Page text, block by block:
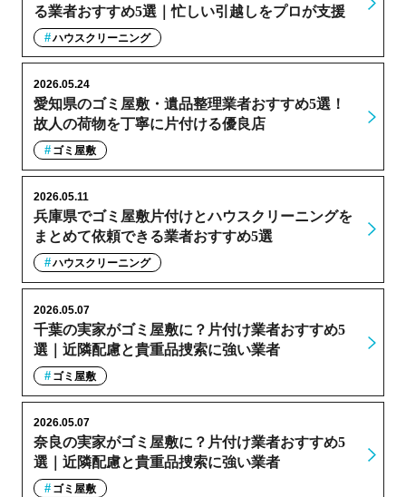
る業者おすすめ5選｜忙しい引越しをプロが支援
ハウスクリーニング
愛知県のゴミ屋敷・遺品整理業者おすすめ5選！
故人の荷物を丁寧に片付ける優良店
2026.05.24
ゴミ屋敷
兵庫県でゴミ屋敷片付けとハウスクリーニングを
まとめて依頼できる業者おすすめ5選
2026.05.11
ハウスクリーニング
千葉の実家がゴミ屋敷に？片付け業者おすすめ5
選｜近隣配慮と貴重品捜索に強い業者
2026.05.07
ゴミ屋敷
奈良の実家がゴミ屋敷に？片付け業者おすすめ5
選｜近隣配慮と貴重品捜索に強い業者
2026.05.07
ゴミ屋敷